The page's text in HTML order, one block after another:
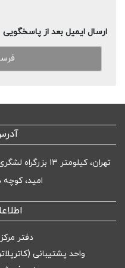
ارسال ایمیل بعد از پاسخگویی
تهران، کیلومتر
امید، کوچه
دفتر
واحد پشتیبانی